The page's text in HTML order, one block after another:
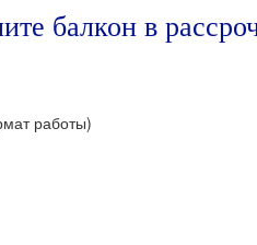
балкон в
работы)